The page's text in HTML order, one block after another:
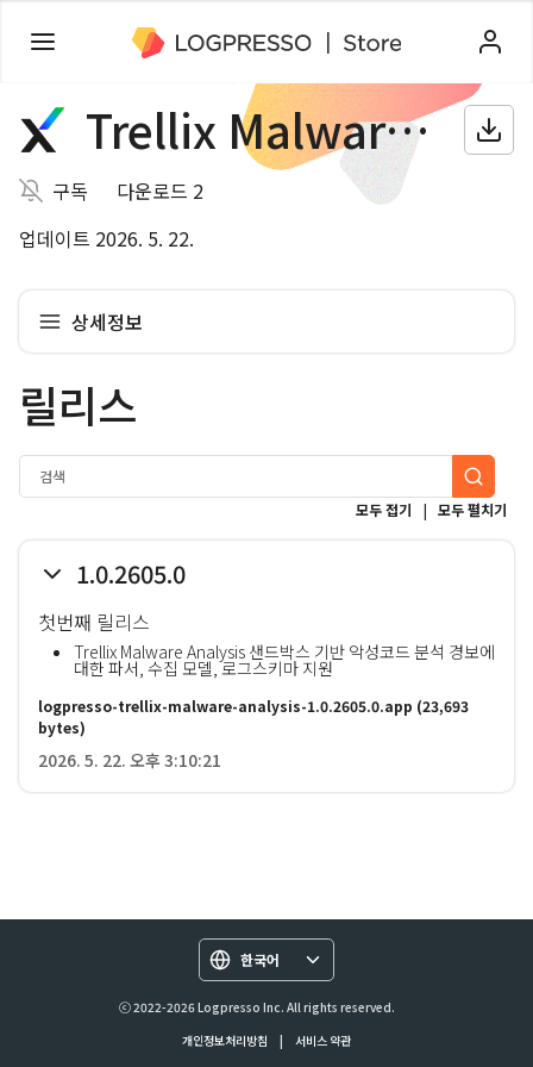
Trellix Malware Analysis
구독
다운로드 2
업데이트 2026. 5. 22.
상세정보
릴리스
모두 접기 | 모두 펼치기
1.0.2605.0
첫번째 릴리스
Trellix Malware Analysis 샌드박스 기반 악성코드 분석 경보에
대한 파서, 수집 모델, 로그스키마 지원
logpresso-trellix-malware-analysis-1.0.2605.0.app (23,693
bytes)
2026. 5. 22. 오후 3:10:21
한국어
ⓒ 2022-2026 Logpresso Inc. All rights reserved.
개인정보처리방침
| 서비스 약관